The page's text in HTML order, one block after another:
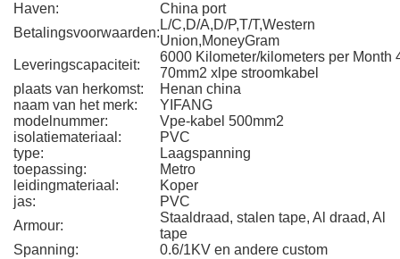
Haven:
China port
Betalingsvoorwaarden:
L/C,D/A,D/P,T/T,Western
Union,MoneyGram
Leveringscapaciteit:
6000 Kilometer/kilometers per Month
70mm2 xlpe stroomkabel
plaats van herkomst:
Henan china
naam van het merk:
YIFANG
modelnummer:
Vpe-kabel 500mm2
isolatiemateriaal:
PVC
type:
Laagspanning
toepassing:
Metro
leidingmateriaal:
Koper
jas:
PVC
Armour:
Staaldraad, stalen tape, Al draad, Al
tape
Spanning:
0.6/1KV en andere custom